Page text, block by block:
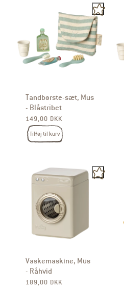
Tandbørste-sæt, Mus
- Blåstribet
Normalpris
149,00 DKK
Tilføj til kurv
Vaskemaskine, Mus
- Råhvid
Normalpris
189,00 DKK